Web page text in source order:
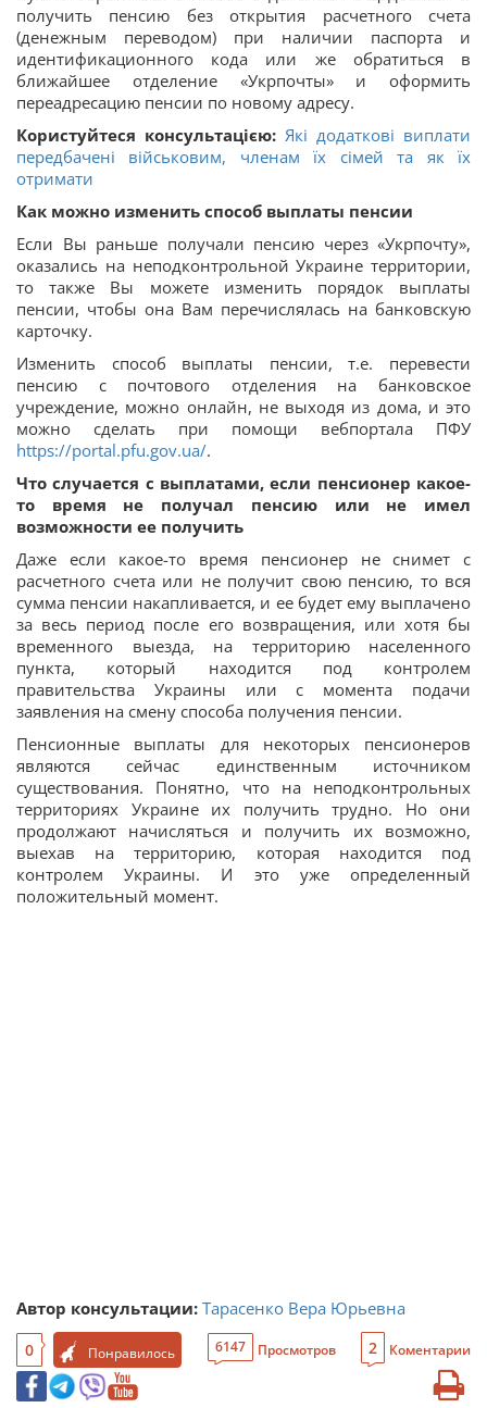
получить пенсию без открытия расчетного счета
(денежным переводом) при наличии паспорта и
идентификационного кода или же обратиться в
ближайшее отделение «Укрпочты» и оформить
переадресацию пенсии по новому адресу.
Користуйтеся консультацією: Які додаткові виплати
передбачені військовим, членам їх сімей та як їх
отримати
Как можно изменить способ выплаты пенсии
Если Вы раньше получали пенсию через «Укрпочту»,
оказались на неподконтрольной Украине территории,
то также Вы можете изменить порядок выплаты
пенсии, чтобы она Вам перечислялась на банковскую
карточку.
Изменить способ выплаты пенсии, т.е. перевести
пенсию с почтового отделения на банковское
учреждение, можно онлайн, не выходя из дома, и это
можно сделать при помощи вебпортала ПФУ
https://portal.pfu.gov.ua/.
Что случается с выплатами, если пенсионер какое-
то время не получал пенсию или не имел
возможности ее получить
Даже если какое-то время пенсионер не снимет с
расчетного счета или не получит свою пенсию, то вся
сумма пенсии накапливается, и ее будет ему выплачено
за весь период после его возвращения, или хотя бы
временного выезда, на территорию населенного
пункта, который находится под контролем
правительства Украины или с момента подачи
заявления на смену способа получения пенсии.
Пенсионные выплаты для некоторых пенсионеров
являются сейчас единственным источником
существования. Понятно, что на неподконтрольных
территориях Украине их получить трудно. Но они
продолжают начисляться и получить их возможно,
выехав на территорию, которая находится под
контролем Украины. И это уже определенный
положительный момент.
Автор консультации: Тарасенко Вера Юрьевна
0 Понравилось 6147 Просмотров 2 Коментарии